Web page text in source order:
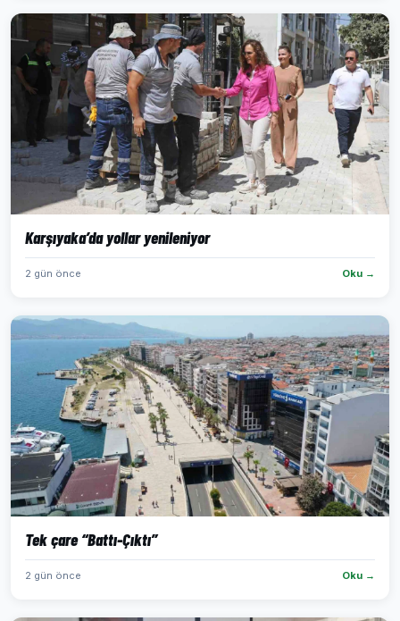
Karşıyaka’da yollar yenileniyor
2 gün önce Oku →
Tek çare “Battı-Çıktı”
2 gün önce Oku →